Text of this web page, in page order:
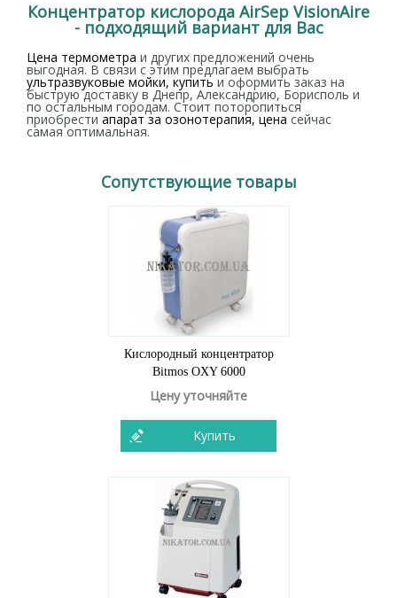
Концентратор кислорода AirSep VisionAire
- подходящий вариант для Вас
Цена термометра и других предложений очень
выгодная. В связи с этим предлагаем выбрать
ультразвуковые мойки, купить и оформить заказ на
быструю доставку в Днепр, Александрию, Борисполь и
по остальным городам. Стоит поторопиться
приобрести апарат за озонотерапия, цена сейчас
самая оптимальная.
Сопутствующие товары
Кислородный концентратор
Bitmos OXY 6000
Цену уточняйте
Купить